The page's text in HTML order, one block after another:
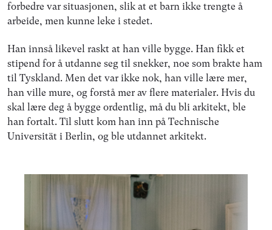
forbedre var situasjonen, slik at et barn ikke trengte å
arbeide, men kunne leke i stedet.
Han innså likevel raskt at han ville bygge. Han fikk et
stipend for å utdanne seg til snekker, noe som brakte ham
til Tyskland. Men det var ikke nok, han ville lære mer,
han ville mure, og forstå mer av flere materialer. Hvis du
skal lære deg å bygge ordentlig, må du bli arkitekt, ble
han fortalt. Til slutt kom han inn på Technische
Universität i Berlin, og ble utdannet arkitekt.